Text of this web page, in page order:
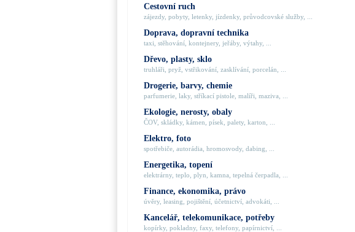
Cestovní ruch
zájezdy, pobyty, letenky, jízdenky, průvodcovské služby, ...
Doprava, dopravní technika
taxi, stěhování, kontejnery, jeřáby, výtahy, ...
Dřevo, plasty, sklo
truhláři, pryž, vstřikování, zasklívání, porcelán, ...
Drogerie, barvy, chemie
parfumerie, laky, stříkací pistole, malíři, maziva, ...
Ekologie, nerosty, obaly
ČOV, skládky, kámen, písek, palety, karton, ...
Elektro, foto
spotřebiče, autorádia, hromosvody, dabing, ...
Energetika, topení
elektrárny, teplo, plyn, kamna, tepelná čerpadla, ...
Finance, ekonomika, právo
úvěry, leasing, pojištění, účetnictví, advokáti, ...
Kancelář, telekomunikace, potřeby
kopírky, pokladny, faxy, telefony, papírnictví, ...